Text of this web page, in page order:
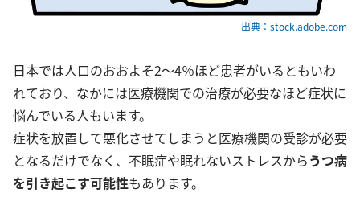
出典：stock.adobe.com
日本では人口のおおよそ2～4％ほど患者がいるともいわ
れており、なかには医療機関での治療が必要なほど症状に
悩んでいる人もいます。
症状を放置して悪化させてしまうと医療機関の受診が必要
となるだけでなく、不眠症や眠れないストレスからうつ病
を引き起こす可能性もあります。